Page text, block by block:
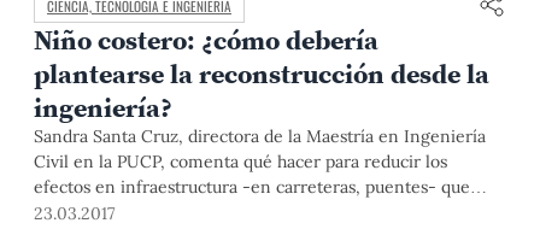
CIENCIA, TECNOLOGÍA E INGENIERÍA
Niño costero: ¿cómo debería
plantearse la reconstrucción desde la
ingeniería?
Sandra Santa Cruz, directora de la Maestría en Ingeniería
Civil en la PUCP, comenta qué hacer para reducir los
efectos en infraestructura -en carreteras, puentes- que
ocasionan los fenómenos naturales, y también cómo debe
23.03.2017